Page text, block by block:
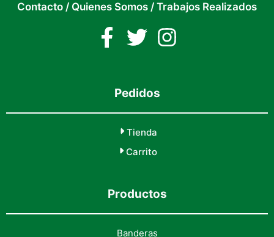
Contacto / Quienes Somos / Trabajos Realizados
Pedidos
Tienda
Carrito
Productos
Banderas